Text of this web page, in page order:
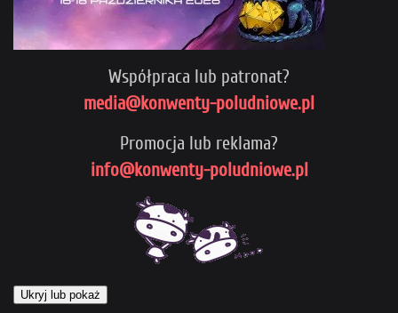
Współpraca lub patronat?
media@konwenty-poludniowe.pl
Promocja lub reklama?
info@konwenty-poludniowe.pl
Ukryj lub pokaż